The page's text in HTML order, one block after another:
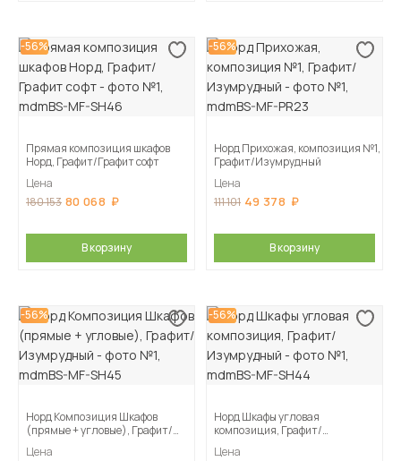
-56%
Прямая композиция шкафов
Норд, Графит/Графит софт
Цена
180 153 80 068
В корзину
-56%
Норд Прихожая, композиция №1,
Графит/Изумрудный
Цена
111 101 49 378
В корзину
-56%
Норд Композиция Шкафов
(прямые + угловые), Графит/
Цена
-56%
Норд Шкафы угловая
композиция, Графит/
Цена